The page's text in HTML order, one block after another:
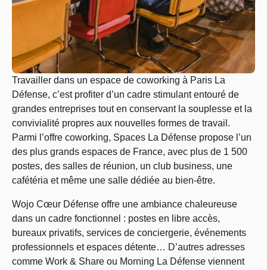
Travailler dans un espace de coworking à Paris La
Défense, c’est profiter d’un cadre stimulant entouré de
grandes entreprises tout en conservant la souplesse et la
convivialité propres aux nouvelles formes de travail.
Parmi l’offre coworking, Spaces La Défense propose l’un
des plus grands espaces de France, avec plus de 1 500
postes, des salles de réunion, un club business, une
cafétéria et même une salle dédiée au bien-être.
Wojo Cœur Défense offre une ambiance chaleureuse
dans un cadre fonctionnel : postes en libre accès,
bureaux privatifs, services de conciergerie, événements
professionnels et espaces détente… D’autres adresses
comme Work & Share ou Morning La Défense viennent